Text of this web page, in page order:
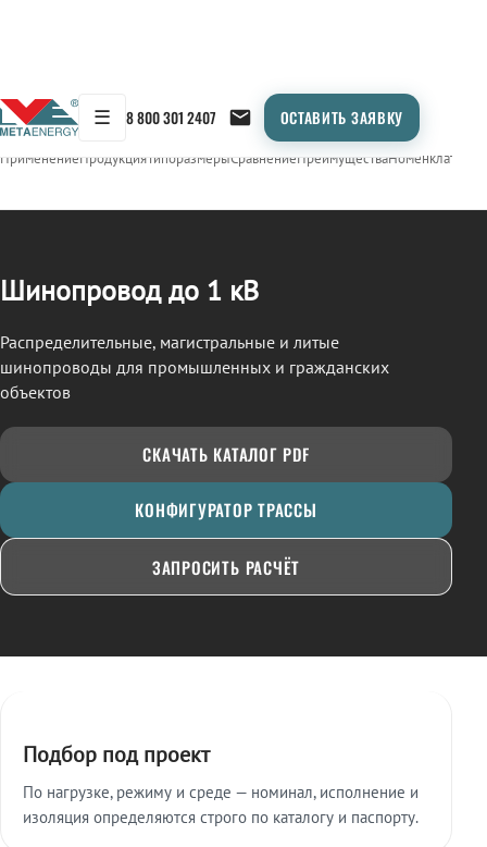
☰ 8 800 301 2407 ОСТАВИТЬ ЗАЯВКУ
← Продукция/ШИНОПРОВОД
ПрименениеПродукцияТипоразмерыСравнениеПреимуществаНоменклатура
Шинопровод до 1 кВ
Распределительные, магистральные и литые
шинопроводы для промышленных и гражданских
объектов
СКАЧАТЬ КАТАЛОГ PDF
КОНФИГУРАТОР ТРАССЫ
ЗАПРОСИТЬ РАСЧЁТ
Подбор под проект
По нагрузке, режиму и среде — номинал, исполнение и
изоляция определяются строго по каталогу и паспорту.